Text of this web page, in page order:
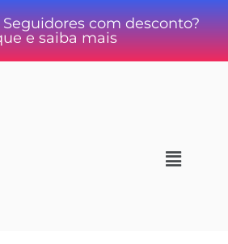
com desconto?
e saiba mais